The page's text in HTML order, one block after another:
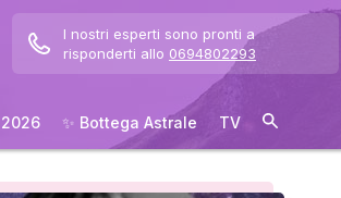
I nostri esperti sono pronti a
risponderti allo 0694802293
2026 ✨ Bottega Astrale TV